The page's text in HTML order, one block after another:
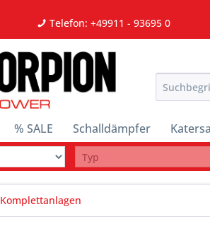
Telefon: +49911 - 93695 0
% SALE Schalldämpfer
Komplettanlagen